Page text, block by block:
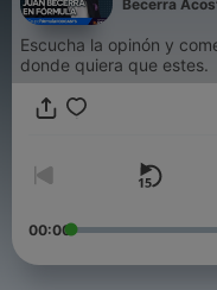
Becerra
Escucha la opinón y
donde quiera que estes.
00:00